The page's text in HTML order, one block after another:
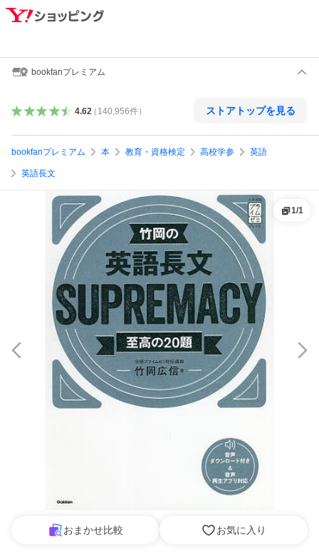
bookfanプレミアム
4.62（ 140,956件） ストアトップを見る
bookfanプレミアム 本 教育・資格検定 高校学参 英語
英語長文
1/1
おまかせ比較 お気に入り